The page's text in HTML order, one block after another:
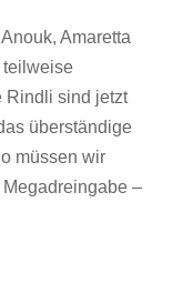
Amaretta
teilweise
Rindli sind jetzt
überständige
müssen wir
–